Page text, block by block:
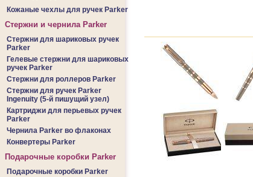
Кожаные чехлы для ручек Parker
Стержни и чернила Parker
Стержни для шариковых ручек
Parker
Гелевые стержни для шариковых
ручек Parker
Стержни для роллеров Parker
Стержни для ручек Parker
Ingenuity (5-й пишущий узел)
Картриджи для перьевых ручек
Parker
Чернила Parker во флаконах
Конвертеры Parker
Подарочные коробки Parker
Подарочные коробки Parker